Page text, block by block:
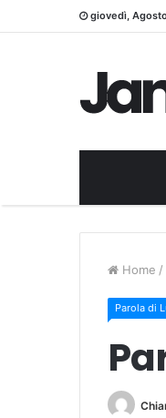
giovedì,
Home /
Parola di